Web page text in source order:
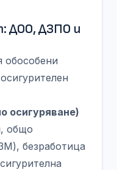
ДОО, ДЗПО и
обособени
осигуряване)
общо
безработица